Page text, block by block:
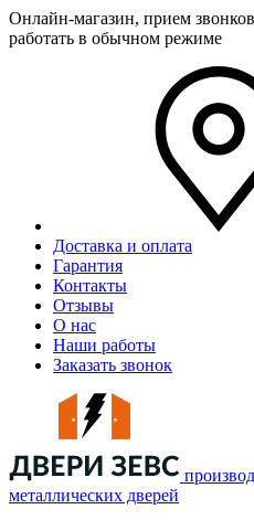
Онлайн-магазин, прием
работать в обычном режиме
Доставка и оплата
Гарантия
Контакты
Отзывы
О нас
Наши работы
Заказать звонок
металлических дверей